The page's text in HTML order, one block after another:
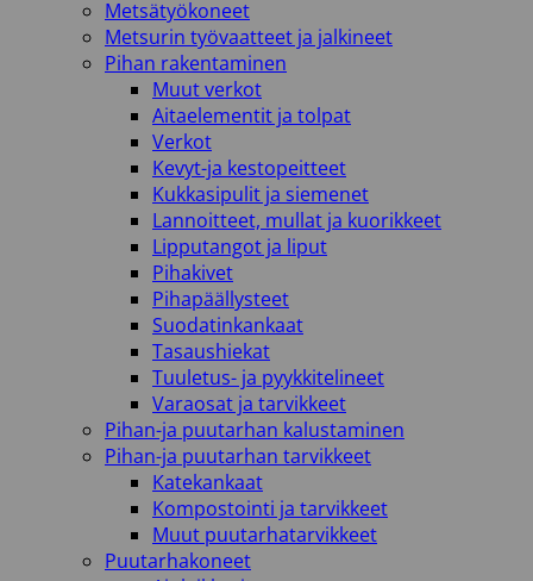
Metsätyökoneet
Metsurin työvaatteet ja jalkineet
Pihan rakentaminen
Muut verkot
Aitaelementit ja tolpat
Verkot
Kevyt-ja kestopeitteet
Kukkasipulit ja siemenet
Lannoitteet, mullat ja kuorikkeet
Lipputangot ja liput
Pihakivet
Pihapäällysteet
Suodatinkankaat
Tasaushiekat
Tuuletus- ja pyykkitelineet
Varaosat ja tarvikkeet
Pihan-ja puutarhan kalustaminen
Pihan-ja puutarhan tarvikkeet
Katekankaat
Kompostointi ja tarvikkeet
Muut puutarhatarvikkeet
Puutarhakoneet